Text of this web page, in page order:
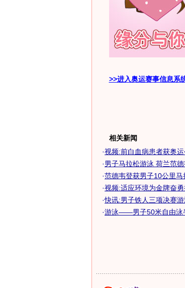
>>进入奥运赛事信息系
相关新闻
·视频:前白血病患者获奥运
·男子马拉松游泳 荷兰范德
·范德韦登获男子10公里
·视频:适应环境为金牌奋
·快讯:男子铁人三项决赛
·游泳——男子50米自由泳